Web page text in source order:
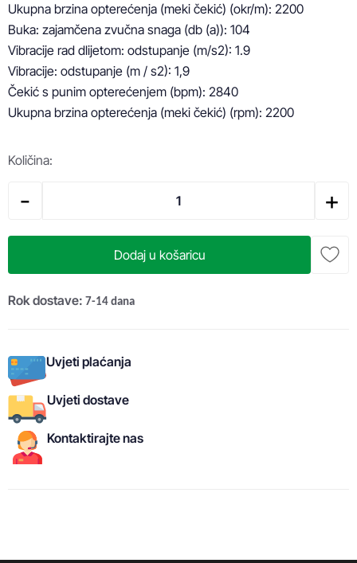
Ukupna brzina opterećenja (meki čekić) (okr/m): 2200
Buka: zajamčena zvučna snaga (db (a)): 104
Vibracije rad dlijetom: odstupanje (m/s2): 1.9
Vibracije: odstupanje (m / s2): 1,9
Čekić s punim opterećenjem (bpm): 2840
Ukupna brzina opterećenja (meki čekić) (rpm): 2200
Količina:
- +
Dodaj u košaricu
Rok dostave: 7-14 dana
Uvjeti plaćanja
Uvjeti dostave
Kontaktirajte nas